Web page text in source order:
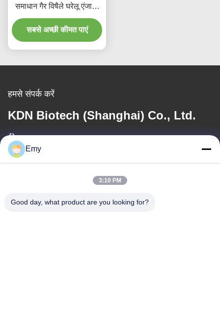
समाधान गैर विषैले घरेलू एंजाइम
डिटर्जेंट सामग्री सुधार
सबसे अच्छी कीमत पाएं
हमसे संपर्क करें
KDN Biotech (Shanghai) Co., Ltd.
ईमेल
Emy
3:10 PM
Good day, what product are you looking for?